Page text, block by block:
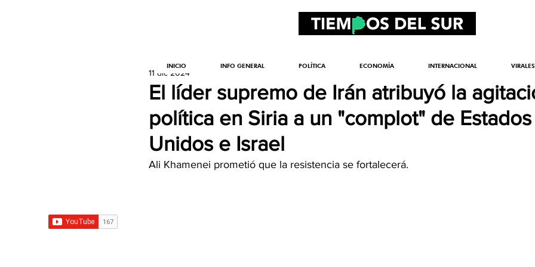
El líder supremo de Irán atribuyó la
política en Siria a un "complot" de Estados
Unidos e Israel
11 dic 2024
Ali Khamenei prometió que la resistencia se fortalecerá.
INICIO INFO GENERAL POLÍTICA ECONOMÍA INTERNACIONAL VIRALES